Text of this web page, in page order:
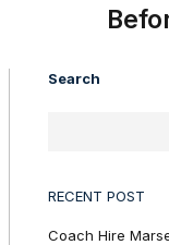
Search
RECENT POST
Coach Hire